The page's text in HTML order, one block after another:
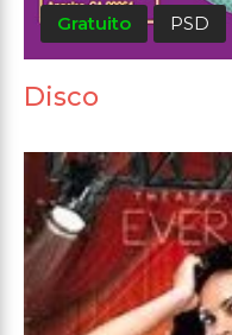
Gratuito PSD
Disco